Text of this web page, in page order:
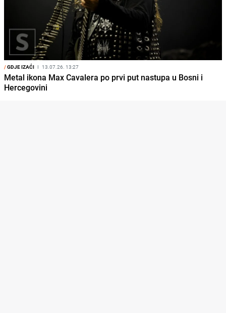
/GDJE IZAĆI I 13.07.26. 13:27
Metal ikona Max Cavalera po prvi put nastupa u Bosni i
Hercegovini